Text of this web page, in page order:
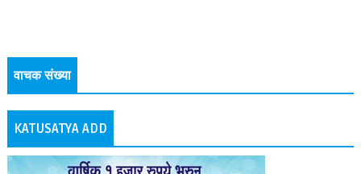
वाचक संख्या
KATUSATYA ADD